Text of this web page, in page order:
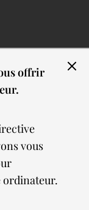
offrir
vous
ordinateur.